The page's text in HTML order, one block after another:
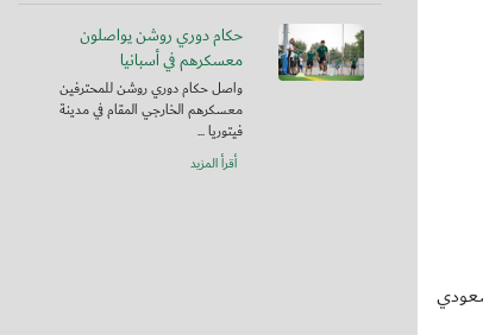
حكام دوري روشن يواصلون
معسكرهم في أسبانيا
واصل حكام دوري روشن للمحترفين
معسكرهم الخارجي المقام في مدينة
فيتوريا ...
أقرأ المزيد